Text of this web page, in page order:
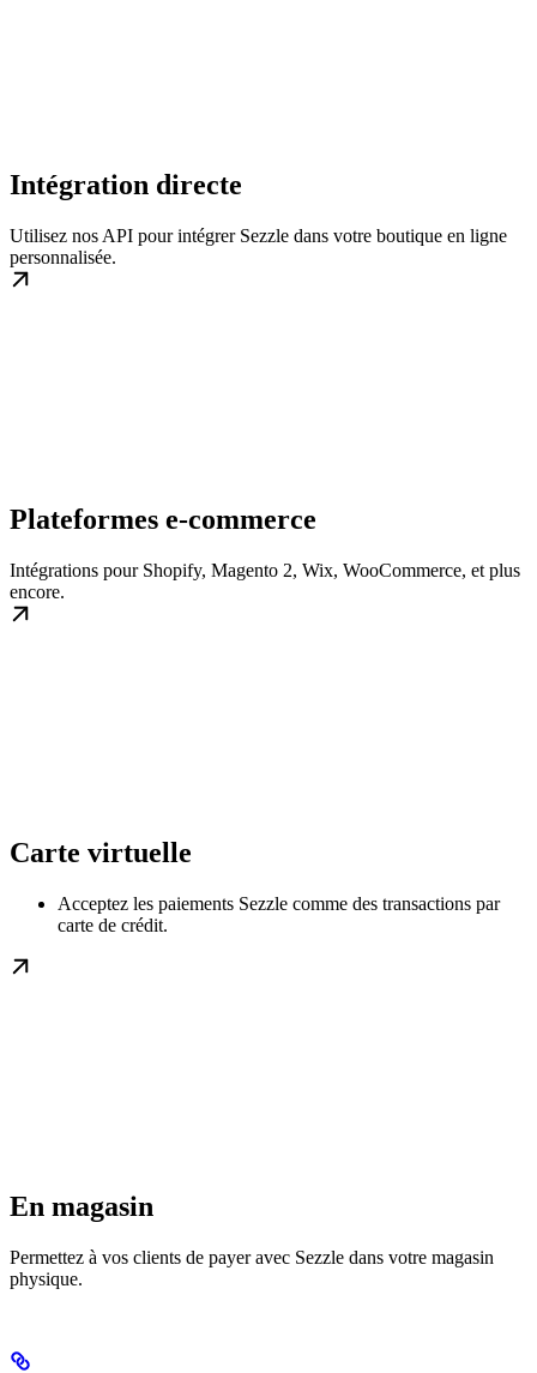
Intégration directe
Utilisez nos API pour intégrer Sezzle dans votre boutique en ligne
personnalisée.
Plateformes e-commerce
Intégrations pour Shopify, Magento 2, Wix, WooCommerce, et plus
encore.
Carte virtuelle
Acceptez les paiements Sezzle comme des transactions par
carte de crédit.
En magasin
Permettez à vos clients de payer avec Sezzle dans votre magasin
physique.